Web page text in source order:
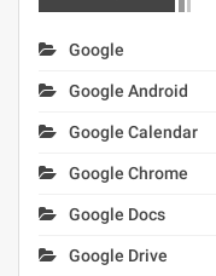
Google
Google Android
Google Calendar
Google Chrome
Google Docs
Google Drive